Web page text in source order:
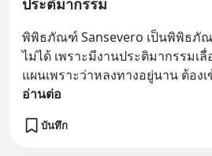
ประติมากรรม
พิพิธภัณฑ์ Sansevero เป็นพิพิธภั
ไม่ได้ เพราะมีงานประติมากรรมเ
แผนเพราะว่าหลงทางอยู่นาน ต้อง
อ่านต่อ
บันทึก